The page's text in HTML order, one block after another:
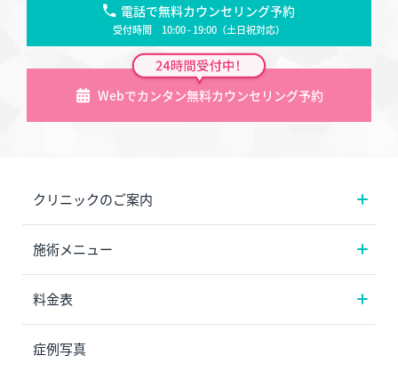
電話で無料カウンセリング予約
受付時間 10:00 - 19:00（土日祝対応）
Webでカンタン無料カウンセリング予約
クリニックのご案内
施術メニュー
料金表
症例写真